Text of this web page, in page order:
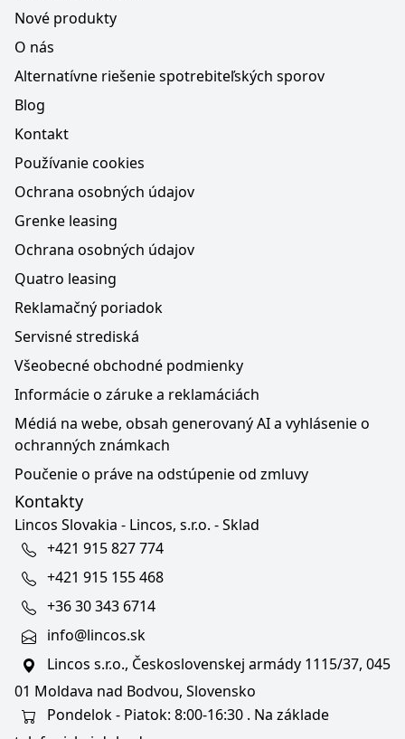
Nové produkty
O nás
Alternatívne riešenie spotrebiteľských sporov
Blog
Kontakt
Používanie cookies
Ochrana osobných údajov
Grenke leasing
Ochrana osobných údajov
Quatro leasing
Reklamačný poriadok
Servisné strediská
Všeobecné obchodné podmienky
Informácie o záruke a reklamáciách
Médiá na webe, obsah generovaný AI a vyhlásenie o
ochranných známkach
Poučenie o práve na odstúpenie od zmluvy
Kontakty
Lincos Slovakia - Lincos, s.r.o. - Sklad
+421 915 827 774
+421 915 155 468
+36 30 343 6714
info@lincos.sk
Lincos s.r.o., Československej armády 1115/37, 045
01 Moldava nad Bodvou, Slovensko
Pondelok - Piatok: 8:00-16:30 . Na základe